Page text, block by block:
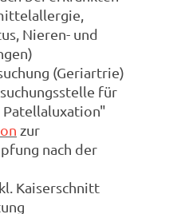
Nieren- und
(Geriartrie)
für
zur
nach der
Kaiserschnitt